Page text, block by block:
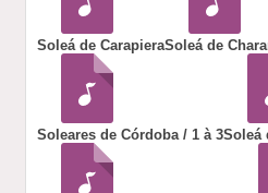
Soleá de CarapieraSoleá de
Soleares de Córdoba / 1 à 3Soleá